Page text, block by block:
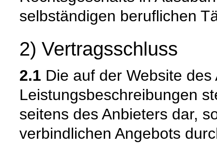
selbständigen beruflichen
2) Vertragsschluss
2.1 Die auf der Website
Leistungsbeschreibungen
seitens des Anbieters dar,
verbindlichen Angebots